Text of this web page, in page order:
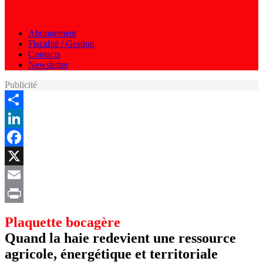
Abonnement
Fiscalité / Gestion
Contacts
Newsletter
Publicité
Share
LinkedIn
Facebook
X
Email
Plaquette bocagère
Quand la haie redevient une ressource
agricole, énergétique et territoriale